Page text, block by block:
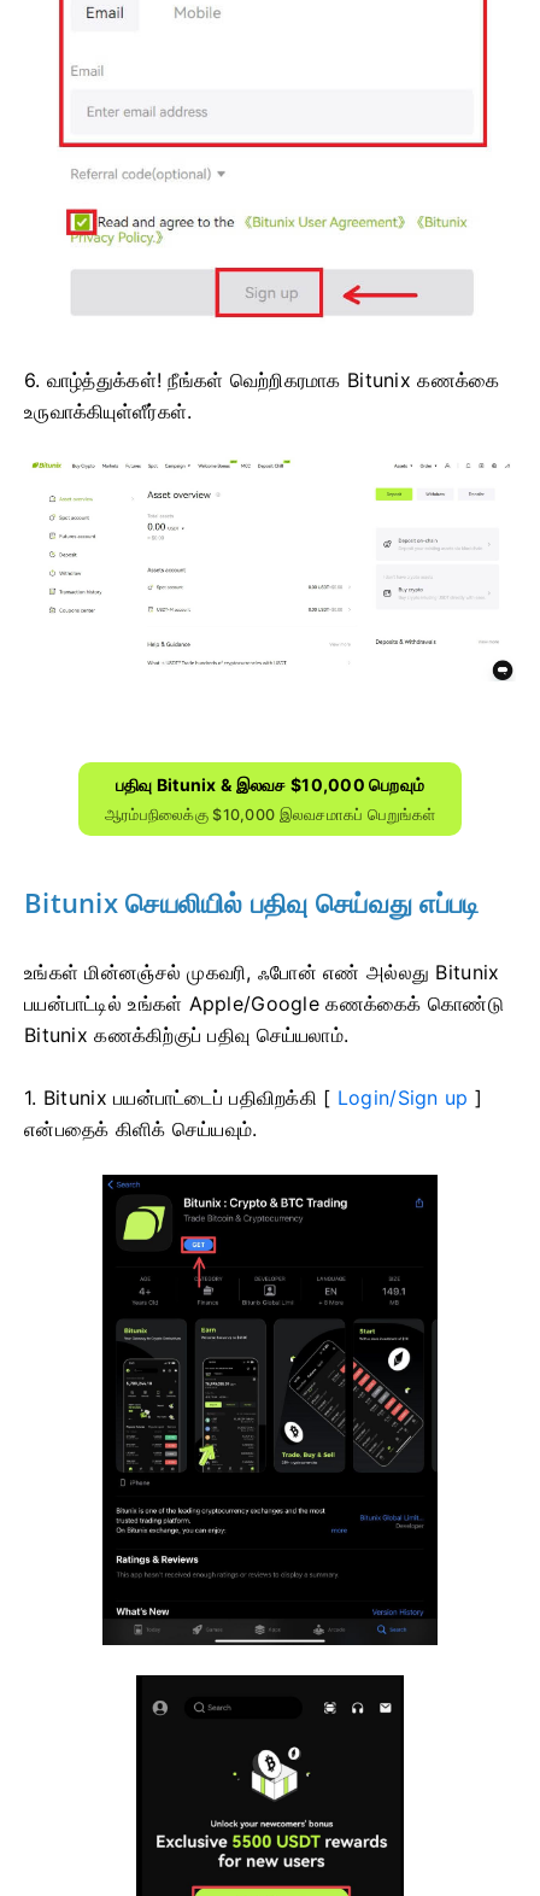
6. வாழ்த்துக்கள்!நீங்கள் வெற்றிகரமாக Bitunix கணக்கை
உருவாக்கியுள்ளீர்கள்.
பதிவு Bitunix & இலவச $10,000 பெறவும்
ஆரம்பநிலைக்கு $10,000 இலவசமாகப் பெறுங்கள்
Bitunix செயலியில் பதிவு செய்வது எப்படி
உங்கள் மின்னஞ்சல் முகவரி, ஃபோன் எண் அல்லது Bitunix
பயன்பாட்டில் உங்கள் Apple/Google கணக்கைக் கொண்டு
Bitunix கணக்கிற்குப் பதிவு செய்யலாம்.
1. Bitunix பயன்பாட்டைப் பதிவிறக்கி [ Login/Sign up ]
என்பதைக் கிளிக் செய்யவும்.